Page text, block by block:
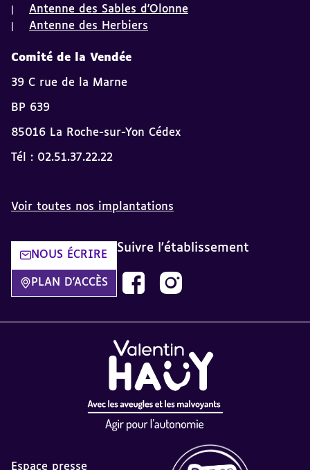
Antenne des Sables d'Olonne
Antenne des Herbiers
Comité de la Vendée
39 C rue de la Marne
BP 639
85016 La Roche-sur-Yon Cédex
Tél : 02.51.37.22.22
Voir toutes nos implantations
NOUS ÉCRIRE
PLAN D'ACCÈS
Suivre l'établissement
Notre page Facebook dans une
Notre page instagram
Espace presse